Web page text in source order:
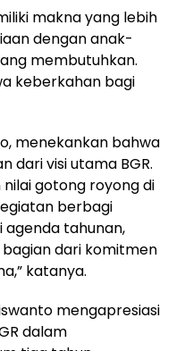
makna yang lebih
dengan anak-
membutuhkan.
keberkahan bagi
menekankan bahwa
dari visi utama BGR.
nilai gotong royong di
berbagi
agenda tahunan,
dari komitmen
katanya.
mengapresiasi
dalam